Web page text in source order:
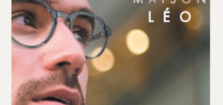
Lunettes de vue homme tendance 2025
Lunettes de vue noir